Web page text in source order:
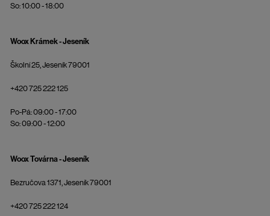
So: 10:00 - 18:00
Woox Krámek - Jeseník
Školní 25, Jeseník 79001
+420 725 222 125
Po-Pá: 09:00 - 17:00
So: 09:00 - 12:00
Woox Továrna - Jeseník
Bezručova 1371, Jeseník 79001
+420 725 222 124